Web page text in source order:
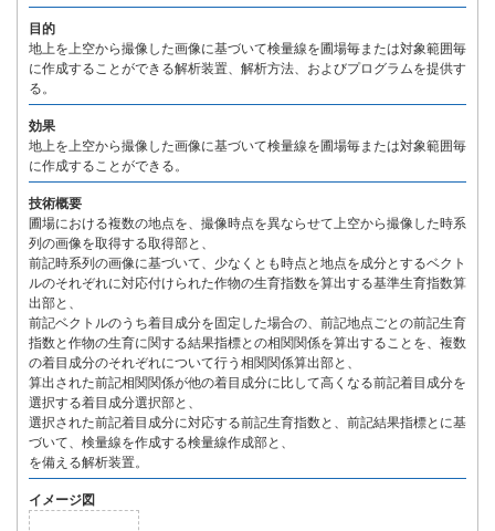
目的
地上を上空から撮像した画像に基づいて検量線を圃場毎または対象範囲毎
に作成することができる解析装置、解析方法、およびプログラムを提供す
る。
効果
地上を上空から撮像した画像に基づいて検量線を圃場毎または対象範囲毎
に作成することができる。
技術概要
圃場における複数の地点を、撮像時点を異ならせて上空から撮像した時系
列の画像を取得する取得部と、
前記時系列の画像に基づいて、少なくとも時点と地点を成分とするベクト
ルのそれぞれに対応付けられた作物の生育指数を算出する基準生育指数算
出部と、
前記ベクトルのうち着目成分を固定した場合の、前記地点ごとの前記生育
指数と作物の生育に関する結果指標との相関関係を算出することを、複数
の着目成分のそれぞれについて行う相関関係算出部と、
算出された前記相関関係が他の着目成分に比して高くなる前記着目成分を
選択する着目成分選択部と、
選択された前記着目成分に対応する前記生育指数と、前記結果指標とに基
づいて、検量線を作成する検量線作成部と、
を備える解析装置。
イメージ図